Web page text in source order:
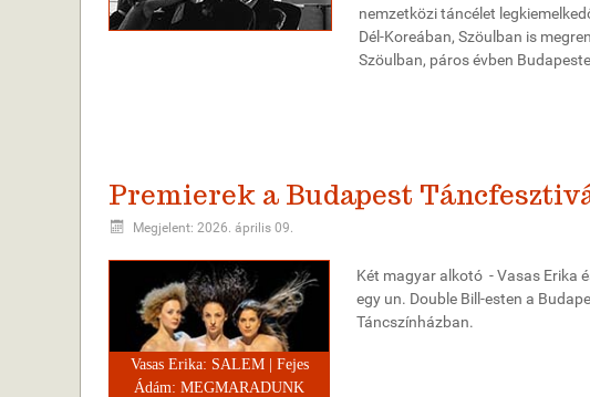
nemzetközi táncélet
Dél-Koreában, Szöulban is
Szöulban, páros évben
Premierek a Budapest
Megjelent: 2026. április 09.
Vasas Erika: SALEM | Fejes
Ádám: MEGMARADUNK
Két magyar alkotó - Vasas Erika
egy un. Double Bill-esten a
Táncszínházban.